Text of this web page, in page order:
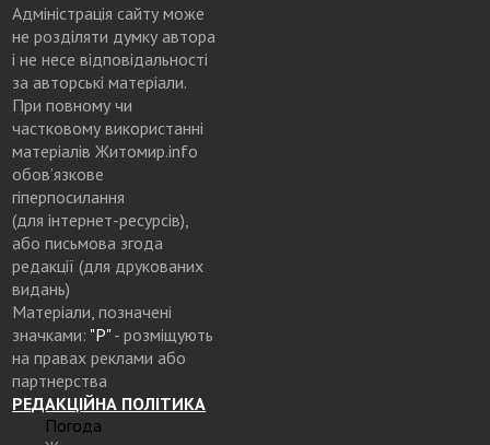
Адміністрація сайту може
не розділяти думку автора
і не несе відповідальності
за авторські матеріали.
При повному чи
частковому використанні
матеріалів Житомир.info
обов’язкове
гіперпосилання
(для інтернет-ресурсів),
або письмова згода
редакції (для друкованих
видань)
Матеріали, позначені
значками: "Р"- розміщують
на правах реклами або
партнерства
РЕДАКЦІЙНА ПОЛІТИКА
Погода